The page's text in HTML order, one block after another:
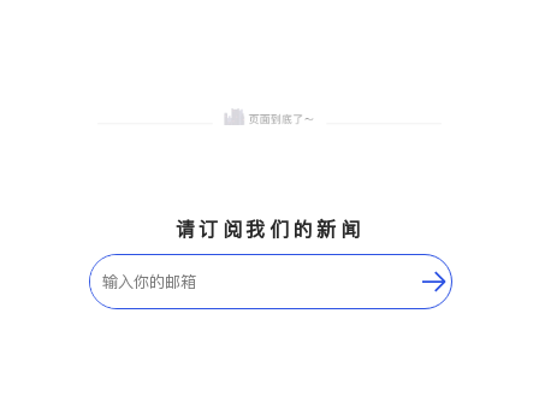
请订阅我们的新闻